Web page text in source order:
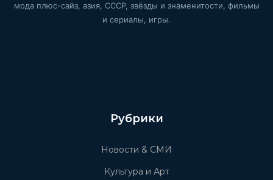
мода плюс-сайз, азия, СССР, звёзды и знаменитости, фильмы
и сериалы, игры.
Рубрики
Новости & СМИ
Культура и Арт